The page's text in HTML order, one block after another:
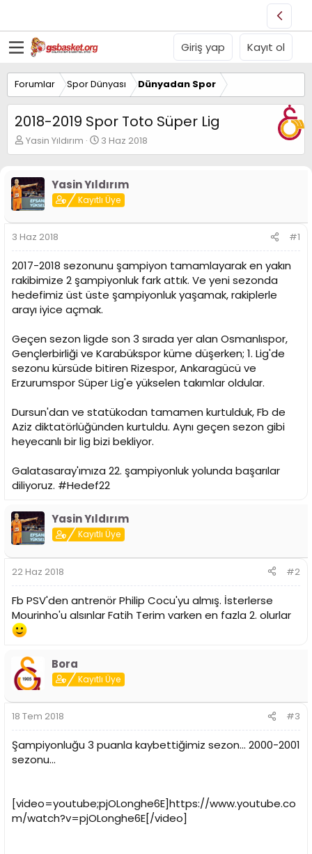
Giriş yap Kayıt ol
Forumlar Spor Dünyası Dünyadan Spor
2018-2019 Spor Toto Süper Lig
K
o
u
y
u
B
a
ş
l
a
t
a
n
Yasin Yıldırım
B
a
a
n
ı
t
a
r
i
h
i
3 Haz 2018
Yasin Yıldırım
Kayıtlı Üye
3 Haz 2018 #1
2017-2018 sezonunu şampiyon tamamlayarak en yakın
rakibimize 2 şampiyonluk fark attık. Ve yeni sezonda
hedefimiz üst üste şampiyonluk yaşamak, rakiplerle
arayı iyice açmak.
Geçen sezon ligde son 3 sırada yer alan Osmanlıspor,
Gençlerbirliği ve Karabükspor küme düşerken; 1. Lig'de
sezonu kürsüde bitiren Rizespor, Ankaragücü ve
Erzurumspor Süper Lig'e yükselen takımlar oldular.
Dursun'dan ve statükodan tamamen kurtulduk, Fb de
Aziz diktatörlüğünden kurtuldu. Aynı geçen sezon gibi
heyecanlı bir lig bizi bekliyor.
Galatasaray'ımıza 22. şampiyonluk yolunda başarılar
diliyoruz. #Hedef22
Yasin Yıldırım
Kayıtlı Üye
22 Haz 2018 #2
Fb PSV'den antrenör Philip Cocu'yu almış. İsterlerse
Mourinho'u alsınlar Fatih Terim varken en fazla 2. olurlar
Bora
Kayıtlı Üye
18 Tem 2018 #3
Şampiyonluğu 3 puanla kaybettiğimiz sezon... 2000-2001
sezonu...
[video=youtube;pjOLonghe6E]https://www.youtube.co
m/watch?v=pjOLonghe6E[/video]